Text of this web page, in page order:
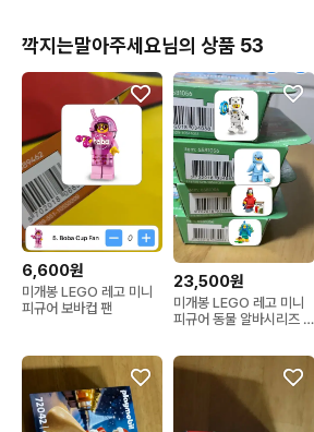
깍지는말아주세요님의 상품 53
6,600원
미개봉 LEGO 레고 미니
피규어 보바컵 팬
23,500원
미개봉 LEGO 레고 미니
피규어 동물 알바시리즈 4